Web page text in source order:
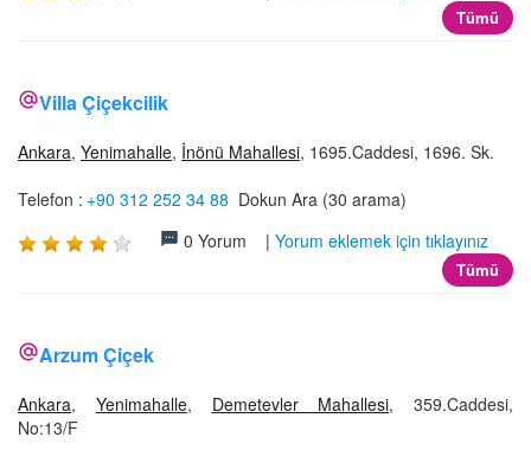
Tümü
Villa Çiçekcilik
Ankara, Yenimahalle, İnönü Mahallesi, 1695.Caddesi, 1696. Sk.
Telefon : +90 312 252 34 88 Dokun Ara (30 arama)
0 Yorum | Yorum eklemek için tıklayınız
Tümü
Arzum Çiçek
Ankara, Yenimahalle, Demetevler Mahallesi, 359.Caddesi,
No:13/F